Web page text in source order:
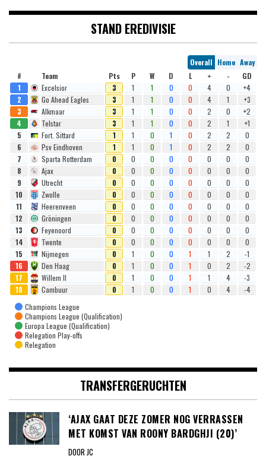
STAND EREDIVISIE
Overall Home Away
#
Team Pts P W D L + -
GD
1
Excelsior 3 1 1 0 0 4 0
+4
2
Go Ahead Eagles 3 1 1 0 0 4 1
+3
3
Alkmaar 3 1 1 0 0 2 0
+2
4
Telstar 3 1 1 0 0 2 1
+1
5
Fort. Sittard 1 1 0 1 0 2 2
0
6
Psv Eindhoven 1 1 0 1 0 2 2
0
7
Sparta Rotterdam 0 0 0 0 0 0 0
0
8
Ajax 0 0 0 0 0 0 0
0
9
Utrecht 0 0 0 0 0 0 0
0
10
Zwolle 0 0 0 0 0 0 0
0
11
Heerenveen 0 0 0 0 0 0 0
0
12
Gröningen 0 0 0 0 0 0 0
0
13
Feyenoord 0 0 0 0 0 0 0
0
14
Twente 0 0 0 0 0 0 0
0
15
Nijmegen 0 1 0 0 1 1 2
-1
16
Den Haag 0 1 0 0 1 0 2
-2
17
Willem II 0 1 0 0 1 1 4
-3
18
Cambuur 0 1 0 0 1 0 4
-4
Champions League
Champions League (Qualification)
Europa League (Qualification)
Relegation Play-offs
Relegation
TRANSFERGERUCHTEN
‘AJAX GAAT DEZE ZOMER NOG VERRASSEN
MET KOMST VAN ROONY BARDGHJI (20)’
DOOR JC